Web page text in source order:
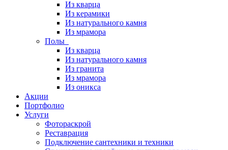
Из кварца
Из керамики
Из натурального камня
Из мрамора
Полы
Из кварца
Из натурального камня
Из гранита
Из мрамора
Из оникса
Акции
Портфолио
Услуги
Фотораскрой
Реставрация
Подключение сантехники и техники